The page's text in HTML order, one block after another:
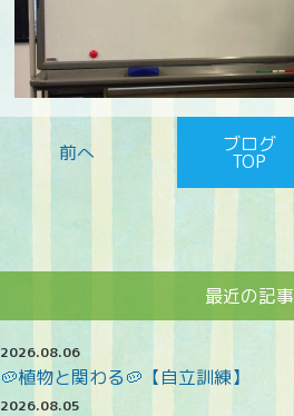
ブログ
TOP
最近の記事
2026.08.06
🥔植物と関わる🥔【自立訓練】
2026.08.05